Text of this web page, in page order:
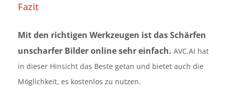
Fazit
Mit den richtigen Werkzeugen ist das Schärfen
unscharfer Bilder online sehr einfach. AVC.AI hat
in dieser Hinsicht das Beste getan und bietet auch die
Möglichkeit, es kostenlos zu nutzen.